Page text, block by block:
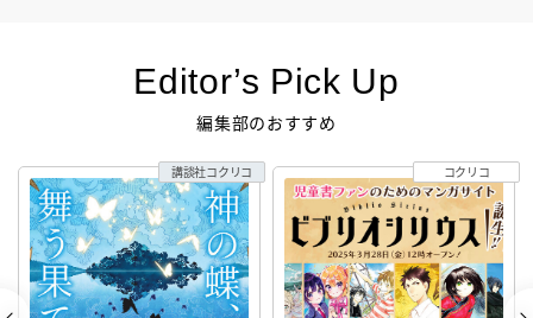
Editor’s Pick Up
編集部のおすすめ
講談社コクリコ コクリコ